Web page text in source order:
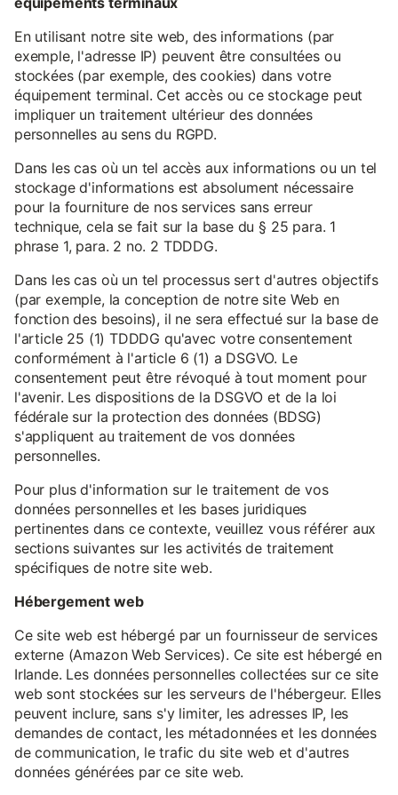
En utilisant notre site web, des informations (par
exemple, l'adresse IP) peuvent être consultées ou
stockées (par exemple, des cookies) dans votre
équipement terminal. Cet accès ou ce stockage peut
impliquer un traitement ultérieur des données
personnelles au sens du RGPD.
Dans les cas où un tel accès aux informations ou un tel
stockage d'informations est absolument nécessaire
pour la fourniture de nos services sans erreur
technique, cela se fait sur la base du § 25 para. 1
phrase 1, para. 2 no. 2 TDDDG.
Dans les cas où un tel processus sert d'autres objectifs
(par exemple, la conception de notre site Web en
fonction des besoins), il ne sera effectué sur la base de
l'article 25 (1) TDDDG qu'avec votre consentement
conformément à l'article 6 (1) a DSGVO. Le
consentement peut être révoqué à tout moment pour
l'avenir. Les dispositions de la DSGVO et de la loi
fédérale sur la protection des données (BDSG)
s'appliquent au traitement de vos données
personnelles.
Pour plus d'information sur le traitement de vos
données personnelles et les bases juridiques
pertinentes dans ce contexte, veuillez vous référer aux
sections suivantes sur les activités de traitement
spécifiques de notre site web.
Hébergement web
Ce site web est hébergé par un fournisseur de services
externe (Amazon Web Services). Ce site est hébergé en
Irlande. Les données personnelles collectées sur ce site
web sont stockées sur les serveurs de l'hébergeur. Elles
peuvent inclure, sans s'y limiter, les adresses IP, les
demandes de contact, les métadonnées et les données
de communication, le trafic du site web et d'autres
données générées par ce site web.